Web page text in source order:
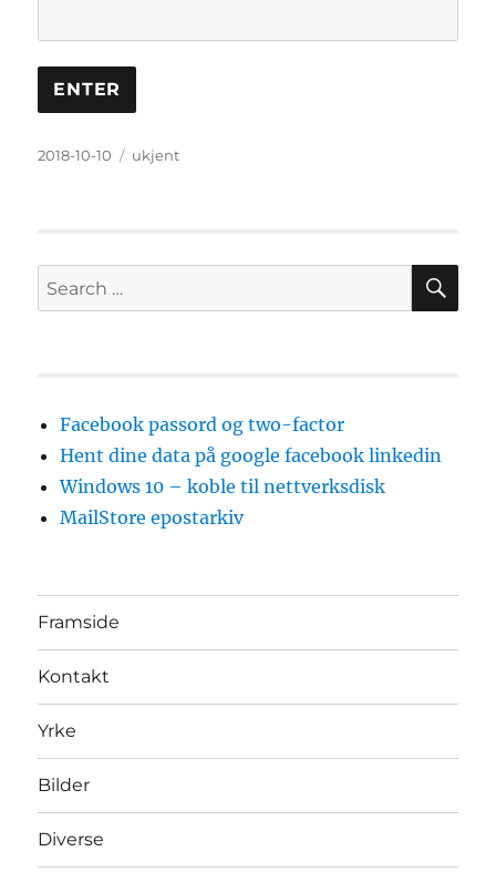
Posted
2018-10-10 Categories
ukjent
Search
for:
Facebook passord og two-factor
Hent dine data på google facebook linkedin
Windows 10 – koble til nettverksdisk
MailStore epostarkiv
Framside
Kontakt
Yrke
Bilder
Diverse